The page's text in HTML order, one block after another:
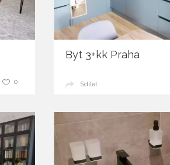
0
Byt 3+kk Praha
Sdílet